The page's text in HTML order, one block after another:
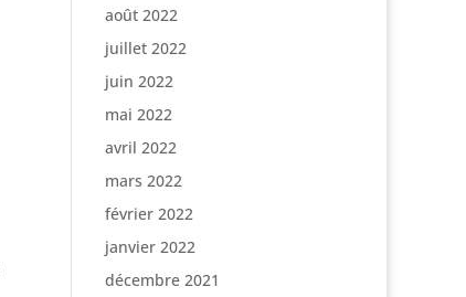
août 2022
juillet 2022
juin 2022
mai 2022
avril 2022
mars 2022
février 2022
janvier 2022
décembre 2021